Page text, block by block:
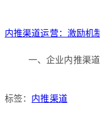
内推渠道运营：激励机
一、企业内推渠
标签： 内推渠道